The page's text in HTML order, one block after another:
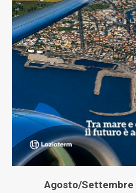
Agosto/Settembre